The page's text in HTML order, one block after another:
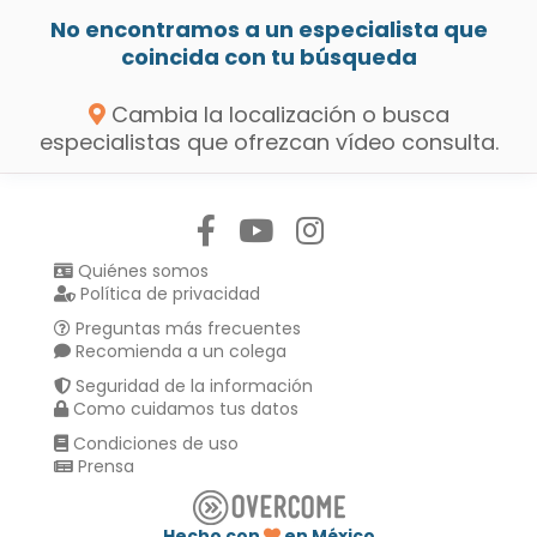
No encontramos a un especialista que
coincida con tu búsqueda
Cambia la localización o busca
especialistas que ofrezcan vídeo consulta.
Quiénes somos
Política de privacidad
Preguntas más frecuentes
Recomienda a un colega
Seguridad de la información
Como cuidamos tus datos
Condiciones de uso
Prensa